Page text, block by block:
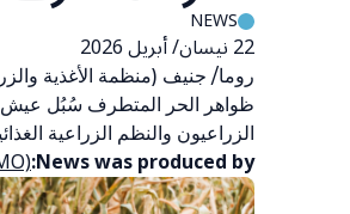
NEWS
22 نيسان/ أبريل 2026
ظواهر الحر المتطرف سُبُل عيش
الزراعيون والنظم الزراعية
News was produced by: